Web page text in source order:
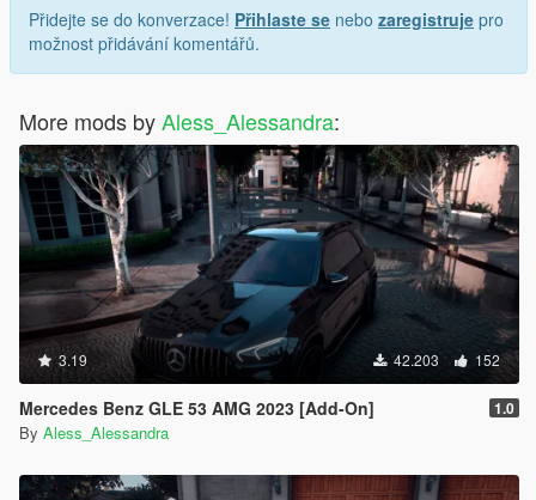
Přidejte se do konverzace! Přihlaste se nebo zaregistruje pro
možnost přidávání komentářů.
More mods byAless_Alessandra:
3.19 42.203 152
Mercedes Benz GLE 53 AMG 2023 [Add-On] 1.0
By Aless_Alessandra